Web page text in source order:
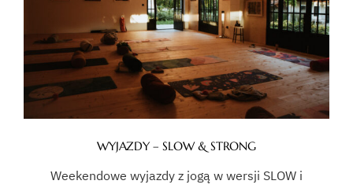
WYJAZDY – SLOW & STRONG
Weekendowe wyjazdy z jogą w wersji SLOW i